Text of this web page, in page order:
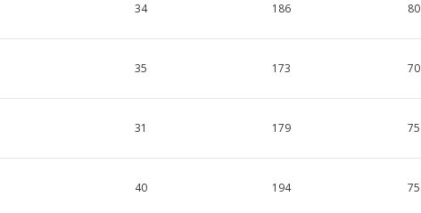
34 186 80
35 173 70
31 179 75
40 194 75